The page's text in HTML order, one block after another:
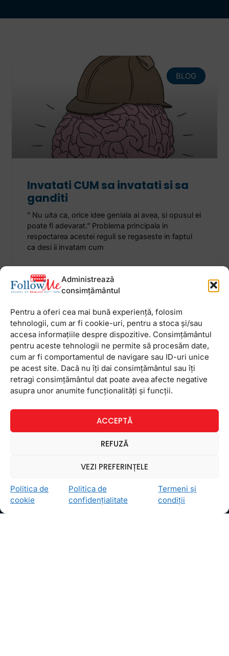
Administrează
consimțământul
Pentru a oferi cea mai bună experiență, folosim
tehnologii, cum ar fi cookie-uri, pentru a stoca și/sau
accesa informațiile despre dispozitive. Consimțământul
pentru aceste tehnologii ne permite să procesăm date,
cum ar fi comportamentul de navigare sau ID-uri unice
pe acest site. Dacă nu îți dai consimțământul sau îți
retragi consimțământul dat poate avea afecte negative
asupra unor anumite funcționalități și funcții.
ACCEPTĂ
REFUZĂ
VEZI PREFERINȚELE
Politica de
cookie
Politica de
confidențialitate
Termeni și
condiții
BLOG
Invatati CUM sa invatati si sa
ganditi
” Nu uita ca, orice idee geniala ai avea, si opusul ei
poate fi adevarat.” Problema principala in
respectarea acestei reguli se regaseste in faptul
ca desi ii invatam cum
28 februarie 2013 Niciun comentariu
Newsletter
Învaţă zâmbind. Vrem să realizăm asta
Locații
FollowMe Dr. Taberei